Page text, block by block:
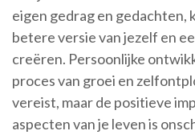
eigen gedrag en gedachten,
betere versie van jezelf en
creëren. Persoonlijke
proces van groei en
vereist, maar de positieve
aspecten van je leven is